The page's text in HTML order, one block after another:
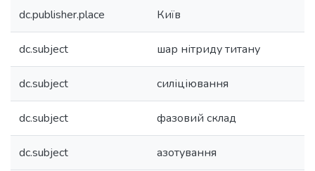
dc.publisher.place Київ
dc.subject шар нітриду титану
dc.subject силіціювання
dc.subject фазовий склад
dc.subject азотування